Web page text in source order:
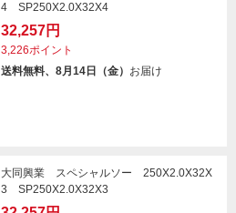
4 SP250X2.0X32X4
32,257円
3,226ポイント
送料無料、8月14日（金） お届け
大同興業 スペシャルソー 250X2.0X32X
3 SP250X2.0X32X3